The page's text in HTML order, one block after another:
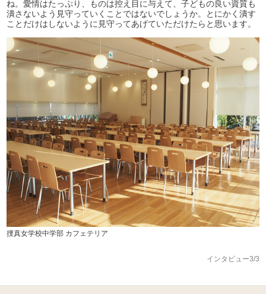
ね。愛情はたっぷり、ものは控え目に与えて、子どもの良い資質も
潰さないよう見守っていくことではないでしょうか。とにかく潰す
ことだけはしないように見守ってあげていただけたらと思います。
捜真女学校中学部 カフェテリア
インタビュー3/3